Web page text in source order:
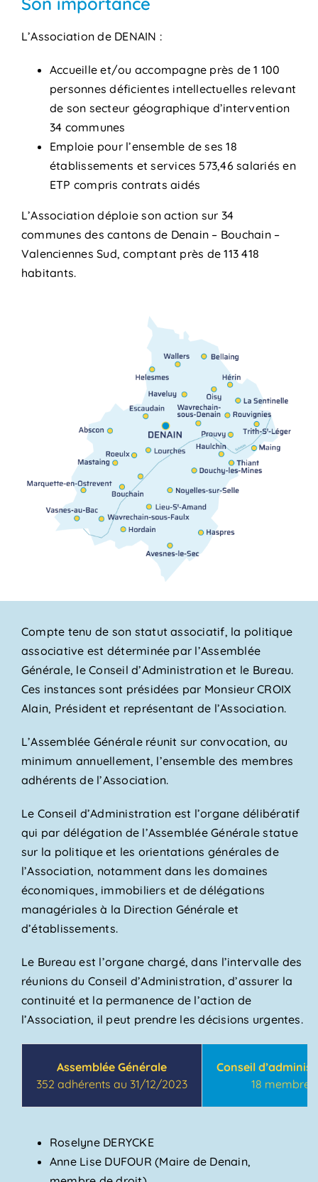
L’Association de DENAIN :
Accueille et/ou accompagne près de 1 100
personnes déficientes intellectuelles relevant
de son secteur géographique d’intervention
34 communes
Emploie pour l’ensemble de ses 18
établissements et services 573,46 salariés en
ETP compris contrats aidés
L’Association déploie son action sur 34
communes des cantons de Denain – Bouchain –
Valenciennes Sud, comptant près de 113 418
habitants.
Compte tenu de son statut associatif, la politique
associative est déterminée par l’Assemblée
Générale, le Conseil d’Administration et le Bureau.
Ces instances sont présidées par Monsieur CROIX
Alain, Président et représentant de l’Association.
L’Assemblée Générale réunit sur convocation, au
minimum annuellement, l’ensemble des membres
adhérents de l’Association.
Le Conseil d’Administration est l’organe délibératif
qui par délégation de l’Assemblée Générale statue
sur la politique et les orientations générales de
l’Association, notamment dans les domaines
économiques, immobiliers et de délégations
managériales à la Direction Générale et
d’établissements.
Le Bureau est l’organe chargé, dans l’intervalle des
réunions du Conseil d’Administration, d’assurer la
continuité et la permanence de l’action de
l’Association, il peut prendre les décisions urgentes.
Assemblée Générale
352 adhérents au 31/12/2023
Conseil
18 membres
Roselyne DERYCKE
Anne Lise DUFOUR (Maire de Denain,